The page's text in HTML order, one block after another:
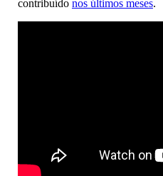
contribuído nos últimos meses.